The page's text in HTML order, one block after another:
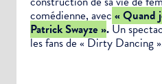
comédienne, avec « Quand
Patrick Swayze ».Un
les fans de « Dirty Dancing